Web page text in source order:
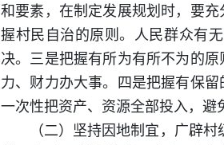
和要素，在制定发展规划时，要
握村民自治的原则。人民群众有
决。三是把握有所为有所不为的
力、财力办大事。四是把握有保
一次性把资产、资源全部投入，避
（二）坚持因地制宜，广辟